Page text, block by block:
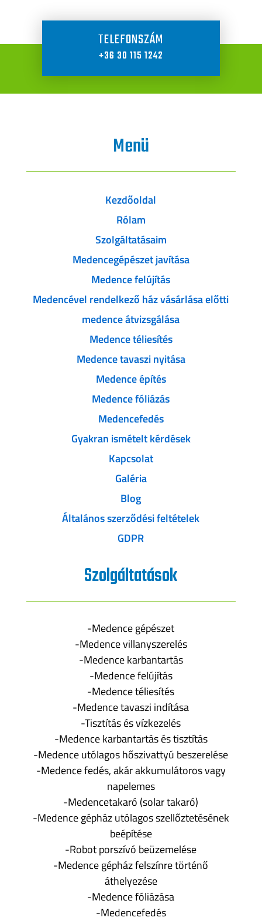
TELEFONSZÁM
+36 30 115 1242
Menü
Kezdőoldal
Rólam
Szolgáltatásaim
Medencegépészet javítása
Medence felújítás
Medencével rendelkező ház vásárlása előtti
medence átvizsgálása
Medence téliesítés
Medence tavaszi nyitása
Medence építés
Medence fóliázás
Medencefedés
Gyakran ismételt kérdések
Kapcsolat
Galéria
Blog
Általános szerződési feltételek
GDPR
Szolgáltatások
-Medence gépészet
-Medence villanyszerelés
-Medence karbantartás
-Medence felújítás
-Medence téliesítés
-Medence tavaszi indítása
-Tisztítás és vízkezelés
-Medence karbantartás és tisztítás
-Medence utólagos hőszivattyú beszerelése
-Medence fedés, akár akkumulátoros vagy
napelemes
-Medencetakaró (solar takaró)
-Medence gépház utólagos szellőztetésének
beépítése
-Robot porszívó beüzemelése
-Medence gépház felszínre történő
áthelyezése
-Medence fóliázása
-Medencefedés